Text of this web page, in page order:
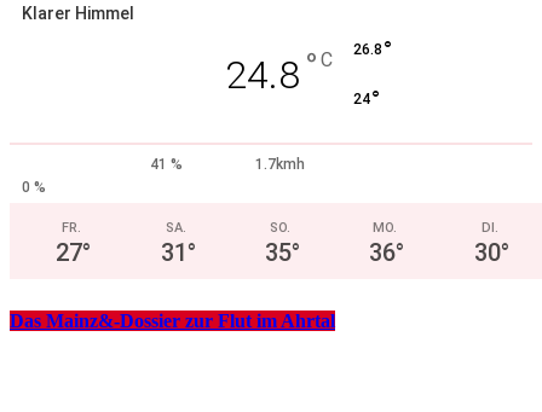
Klarer Himmel
24.8 ° C 26.8 °
24°
41 %
1.7kmh
0 %
FR.
27°
SA.
31°
SO.
35°
MO.
36°
DI.
30°
Das Mainz&-Dossier zur Flut im Ahrtal